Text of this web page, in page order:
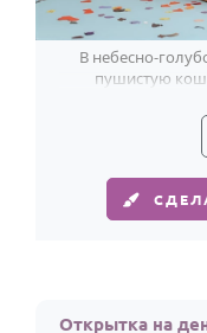
В небесно-
пушистую
Открытка на